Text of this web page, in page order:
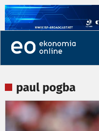
paul pogba